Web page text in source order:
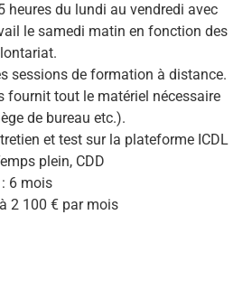
heures du lundi au vendredi avec
le samedi matin en fonction des
sessions de formation à distance.
fournit tout le matériel nécessaire
de bureau etc.).
et test sur la plateforme ICDL
plein, CDD
6 mois
2 100 € par mois